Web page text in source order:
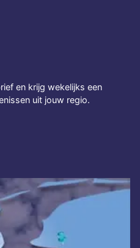
en krijg wekelijks een
uit jouw regio.